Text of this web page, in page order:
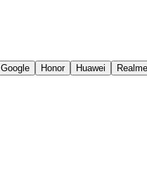
Google Honor Huawei Realme